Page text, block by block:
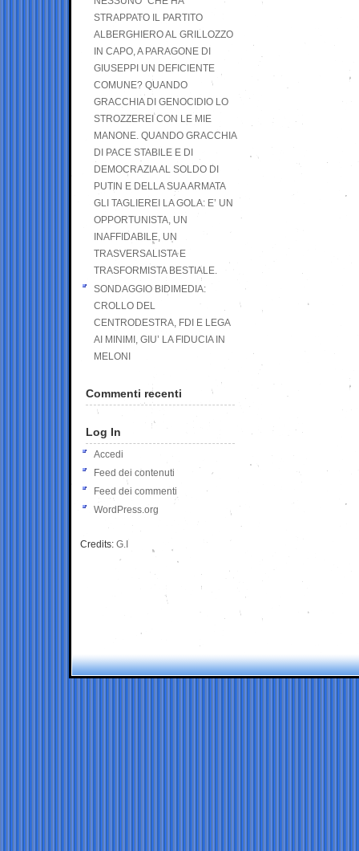
STRAPPATO IL PARTITO
ALBERGHIERO AL GRILLOZZO
IN CAPO, A PARAGONE DI
GIUSEPPI UN DEFICIENTE
COMUNE? QUANDO
GRACCHIA DI GENOCIDIO LO
STROZZEREI CON LE MIE
MANONE. QUANDO GRACCHIA
DI PACE STABILE E DI
DEMOCRAZIA AL SOLDO DI
PUTIN E DELLA SUA ARMATA
GLI TAGLIEREI LA GOLA: E’ UN
OPPORTUNISTA, UN
INAFFIDABILE, UN
TRASVERSALISTA E
TRASFORMISTA BESTIALE.
SONDAGGIO BIDIMEDIA:
CROLLO DEL
CENTRODESTRA, FDI E LEGA
AI MINIMI, GIU’ LA FIDUCIA IN
MELONI
Commenti recenti
Log In
Accedi
Feed dei contenuti
Feed dei commenti
WordPress.org
Credits: G.I